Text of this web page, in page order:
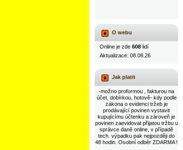
O webu
Online je zde 608 lidí
Aktualizace: 08.08.26
Jak platit
-možno proformou , fakturou na
účet, dobírkou, hotově- kdy podle
zákona o evidenci tržeb je
prodávající povinen vystavit
kupujícímu účtenku a zároveň je
povinen zaevidovat přijatou tržbu u
správce daně online, v případě
tech. výpadku pak nejpozději do
48 hodin. Osobní odběr ZDARMA !